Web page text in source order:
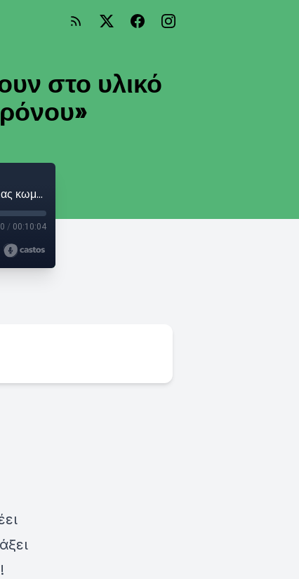
στο υλικό
Γιώργος Γαλίτης: «Τα πράγματα δεν αλλάζουν στο υλικό μιας κωμωδίας με την πάροδο του χρόνου»
/ 00:10:04